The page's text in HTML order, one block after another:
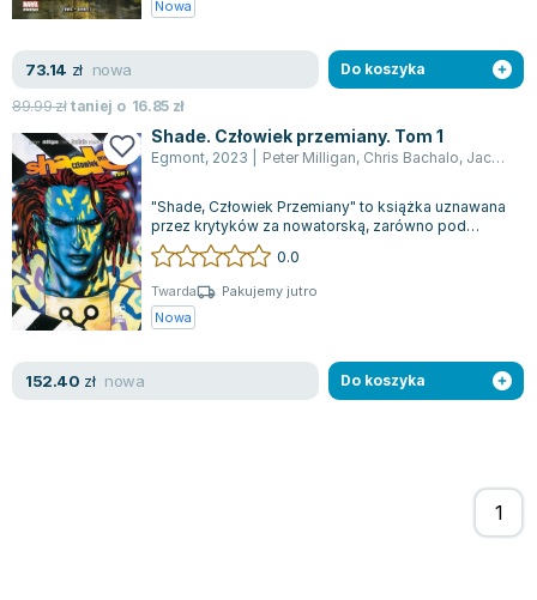
Nowa
73.14 zł nowa
89.99złtaniej o 16.85 zł
Do koszyka
Shade. Człowiek przemiany. Tom 1
Egmont, 2023 Peter Milligan, Chris Bachalo, Jacek Żuławnik
"Shade, Człowiek Przemiany" to książka uznawana
przez krytyków za nowatorską, zarówno pod
względem swojego nieszablonowego podejśc...
0.0
Twarda
Pakujemy jutro
Nowa
152.40 zł nowa Do koszyka